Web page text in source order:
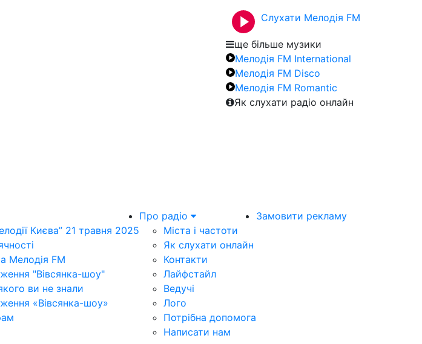
Слухати Мелодія FM
ще більше музики
Мелодія FM International
Мелодія FM Disco
Мелодія FM Romantic
Як слухати радіо онлайн
Києва” 21 травня 2025
Мелодія FM
"Вівсянка-шоу"
ви не знали
«Вівсянка-шоу»
Про радіо
Міста і частоти
Як слухати онлайн
Контакти
Лайфстайл
Ведучі
Лого
Потрібна допомога
Написати нам
Замовити рекламу